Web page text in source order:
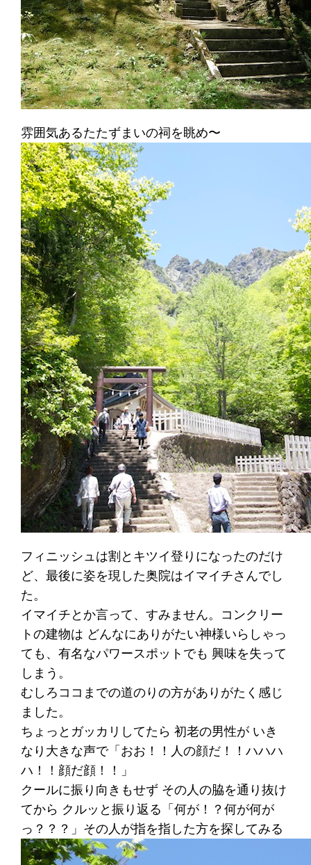
雰囲気あるたたずまいの祠を眺め〜
フィニッシュは割とキツイ登りになったのだけ
ど、最後に姿を現した奥院はイマイチさんでし
た。
イマイチとか言って、すみません。コンクリー
トの建物は どんなにありがたい神様いらしゃっ
ても、有名なパワースポットでも 興味を失って
しまう。
むしろココまでの道のりの方がありがたく感じ
ました。
ちょっとガッカリしてたら 初老の男性が いき
なり大きな声で「おお！！人の顔だ！！ハハハ
ハ！！顔だ顔！！」
クールに振り向きもせず その人の脇を通り抜け
てから クルッと振り返る「何が！？何が何が
っ？？？」その人が指を指した方を探してみる